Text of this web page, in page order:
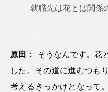
就職先は花とは関係
原田：
そうなんです。花
した。その道に進むつも
考えるきっかけとなって